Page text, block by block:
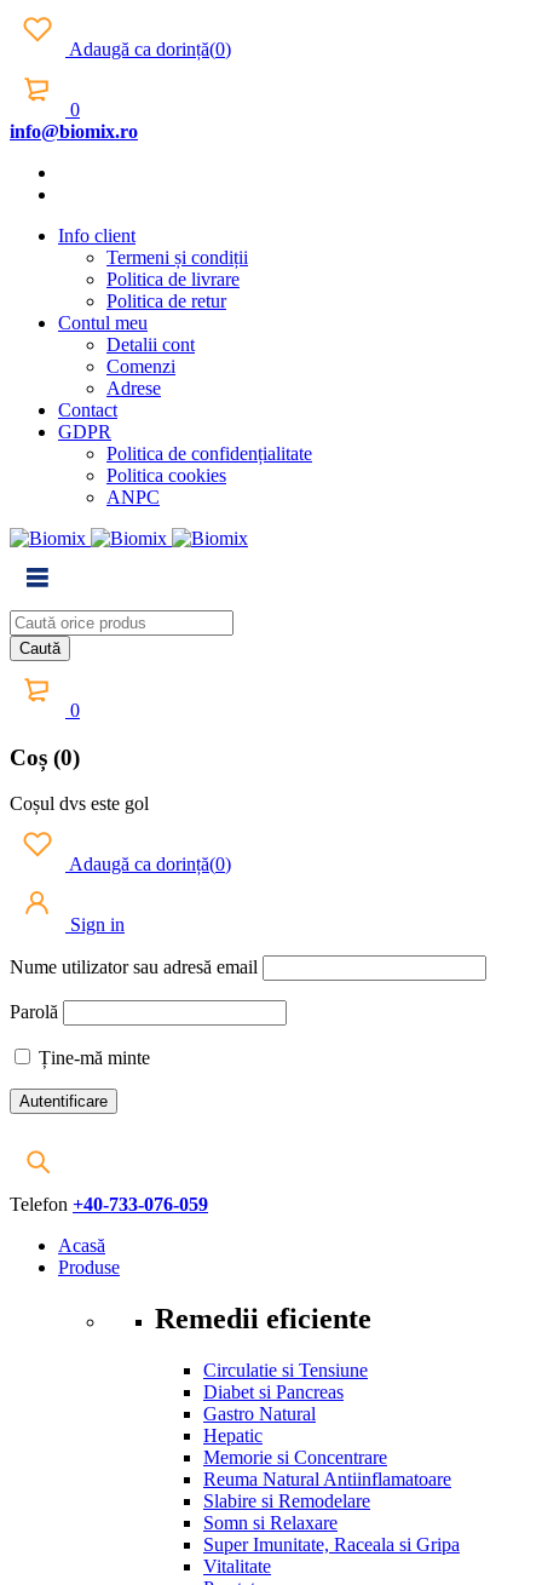
Adaugă ca dorință(0)
0
info@biomix.ro
Info client
Termeni și condiții
Politica de livrare
Politica de retur
Contul meu
Detalii cont
Comenzi
Adrese
Contact
GDPR
Politica de confidențialitate
Politica cookies
ANPC
0
Coș (0)
Coșul dvs este gol
Adaugă ca dorință(0)
Sign in
Nume utilizator sau adresă email
Parolă
Ține-mă minte
Telefon +40-733-076-059
Acasă
Produse
Remedii eficiente
Circulatie si Tensiune
Diabet si Pancreas
Gastro Natural
Hepatic
Memorie si Concentrare
Reuma Natural Antiinflamatoare
Slabire si Remodelare
Somn si Relaxare
Super Imunitate, Raceala si Gripa
Vitalitate